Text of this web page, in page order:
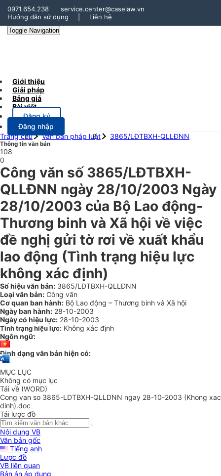
0971.654.238
service.center@caselaw.vn
Hướng dẫn sử dụng
Liên hệ
Toggle Navigation
Giới thiệu
Giải pháp
Bảng giá
Bài viết
Đăng ký
Đăng nhập
Trang chủ
Văn bản pháp luật 3865/LĐTBXH-QLLĐNN
Thông tin văn bản
108
0
Công văn số 3865/LĐTBXH-
QLLĐNN ngày 28/10/2003 Ngày
28/10/2003 của Bộ Lao động-
Thương binh và Xã hội về việc
đề nghị gửi tờ rơi về xuất khẩu
lao động (Tình trạng hiệu lực
không xác định)
Số hiệu văn bản: 3865/LĐTBXH-QLLĐNN
Loại văn bản: Công văn
Cơ quan ban hành: Bộ Lao động – Thương binh và Xã hội
Ngày ban hành: 28-10-2003
Ngày có hiệu lực: 28-10-2003
Tình trạng hiệu lực: Không xác định
Ngôn ngữ:
Định dạng văn bản hiện có:
MỤC LỤC
Không có mục lục
Tải về (WORD)
Cong van so 3865-LDTBXH-QLLDNN ngay 28-10-2003 (Khong xac
dinh).doc
Tải lược đồ
Nội dung VB
Văn bản gốc
Tiếng anh
Lược đồ
VB liên quan
Bản án áp dụng